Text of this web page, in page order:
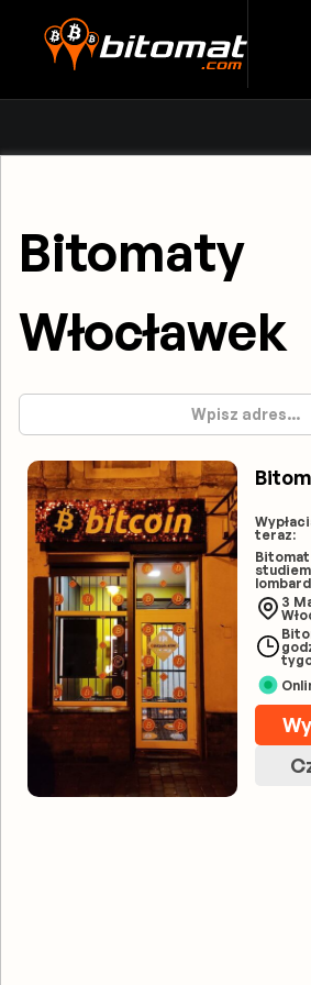
Bitomaty
Włocławek
teraz:
Bitomat
3